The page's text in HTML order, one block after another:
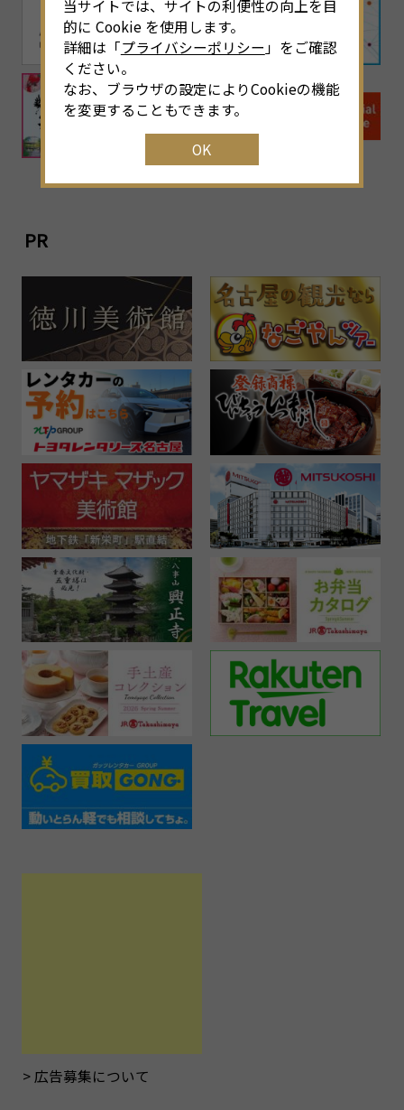
PR
広告募集について
当サイトでは、サイトの利便性の向上を目
的に Cookie を使用します。
詳細は「プライバシーポリシー 」をご確認
ください。
なお、ブラウザの設定によりCookieの機能
を変更することもできます。
OK